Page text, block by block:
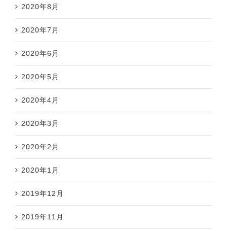
2020年8月
2020年7月
2020年6月
2020年5月
2020年4月
2020年3月
2020年2月
2020年1月
2019年12月
2019年11月